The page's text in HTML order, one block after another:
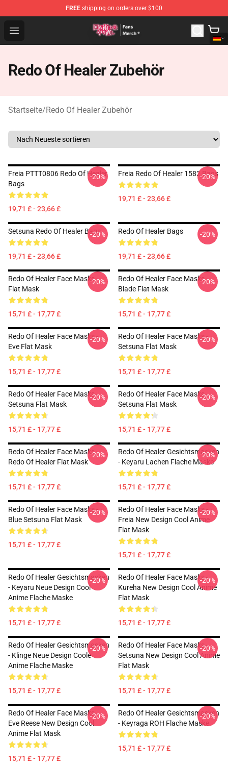
FREE shipping on orders over $100
Open menu
Redo Of Healer Store - Official Redo Of Healer
Redo Of Healer Zubehör
Startseite/Redo Of Healer Zubehör
Freia PTTT0806 Redo Of Healer
Bags
19,71 £ - 23,66 £
-20% Freia Redo Of Healer 1582 Bags
19,71 £ - 23,66 £
-20%
Setsuna Redo Of Healer Bags
19,71 £ - 23,66 £
-20% Redo Of Healer Bags
19,71 £ - 23,66 £
-20%
Redo Of Healer Face Masks -
Flat Mask
15,71 £ - 17,77 £
-20%
Redo Of Healer Face Masks -
Blade Flat Mask
15,71 £ - 17,77 £
-20%
Redo Of Healer Face Masks -
Eve Flat Mask
15,71 £ - 17,77 £
-20%
Redo Of Healer Face Masks -
Setsuna Flat Mask
15,71 £ - 17,77 £
-20%
Redo Of Healer Face Masks -
Setsuna Flat Mask
15,71 £ - 17,77 £
-20%
Redo Of Healer Face Masks -
Setsuna Flat Mask
15,71 £ - 17,77 £
-20%
Redo Of Healer Face Masks -
Redo Of Healer Flat Mask
15,71 £ - 17,77 £
-20%
Redo Of Healer Gesichtsmasken
- Keyaru Lachen Flache Maske
15,71 £ - 17,77 £
-20%
Redo Of Healer Face Masks -
Blue Setsuna Flat Mask
15,71 £ - 17,77 £
-20%
Redo Of Healer Face Masks -
Freia New Design Cool Anime
Flat Mask
15,71 £ - 17,77 £
-20%
Redo Of Healer Gesichtsmasken
- Keyaru Neue Design Cool
Anime Flache Maske
15,71 £ - 17,77 £
-20%
Redo Of Healer Face Masks -
Kureha New Design Cool Anime
Flat Mask
15,71 £ - 17,77 £
-20%
Redo Of Healer Gesichtsmasken
- Klinge Neue Design Coole
Anime Flache Maske
15,71 £ - 17,77 £
-20%
Redo Of Healer Face Masks -
Setsuna New Design Cool Anime
Flat Mask
15,71 £ - 17,77 £
-20%
Redo Of Healer Face Masks -
Eve Reese New Design Cool
Anime Flat Mask
15,71 £ - 17,77 £
-20%
Redo Of Healer Gesichtsmasken
- Keyraga ROH Flache Maske
15,71 £ - 17,77 £
-20%